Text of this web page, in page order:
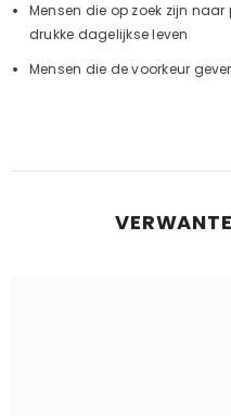
Mensen die op zoek zijn
drukke dagelijkse leven
Mensen die de voorkeur